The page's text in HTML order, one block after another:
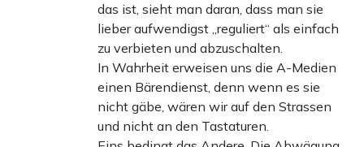
das ist, sieht man daran, dass man sie
lieber aufwendigst „reguliert“ als einfach
zu verbieten und abzuschalten.
In Wahrheit erweisen uns die A-Medien
einen Bärendienst, denn wenn es sie
nicht gäbe, wären wir auf den Strassen
und nicht an den Tastaturen.